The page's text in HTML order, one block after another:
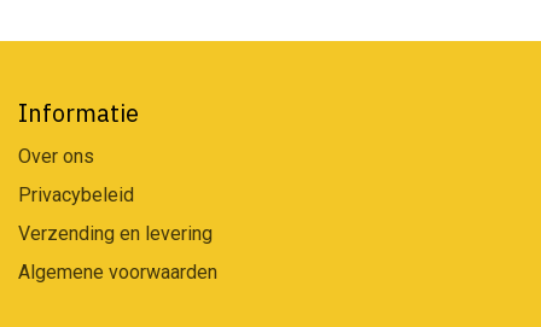
Informatie
Over ons
Privacybeleid
Verzending en levering
Algemene voorwaarden